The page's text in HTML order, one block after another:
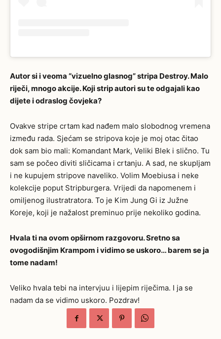
Autor si i veoma “vizuelno glasnog” stripa Destroy. Malo
riječi, mnogo akcije. Koji strip autori su te odgajali kao
dijete i odraslog čovjeka?
Ovakve stripe crtam kad nađem malo slobodnog vremena
između rada. Sjećam se stripova koje je moj otac čitao
dok sam bio mali: Komandant Mark, Veliki Blek i slično. Tu
sam se počeo diviti sličicama i crtanju. A sad, ne skupljam
i ne kupujem stripove naveliko. Volim Moebiusa i neke
kolekcije poput Stripburgera. Vrijedi da napomenem i
omiljenog ilustratratora. To je Kim Jung Gi iz Južne
Koreje, koji je nažalost preminuo prije nekoliko godina.
Hvala ti na ovom opširnom razgovoru. Sretno sa
ovogodišnjim Krampom i vidimo se uskoro… barem se ja
tome nadam!
Veliko hvala tebi na intervjuu i lijepim riječima. I ja se
nadam da se vidimo uskoro. Pozdrav!